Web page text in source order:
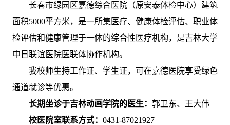
长春市绿园区嘉德综合医院（原安泰体检中心）建筑
面积5000平方米，是一所集医疗、健康体检评估、职业体
检评估和健康管理于一体的综合性医疗机构，是吉林大学
中日联谊医院医联体协作机构。
我校师生持工作证、学生证，可在嘉德医院享受绿色
通道就诊等优惠。
长期坐诊于吉林动画学院的医生： 郭卫东、王大伟
校医院室联系方式： 0431-87021927